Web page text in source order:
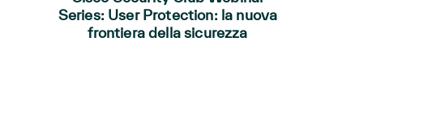
Series: User Protection: la nuova
frontiera della sicurezza